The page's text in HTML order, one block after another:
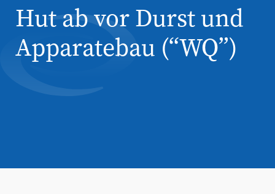
Hut ab vor Durst und
Apparatebau (“WQ”)